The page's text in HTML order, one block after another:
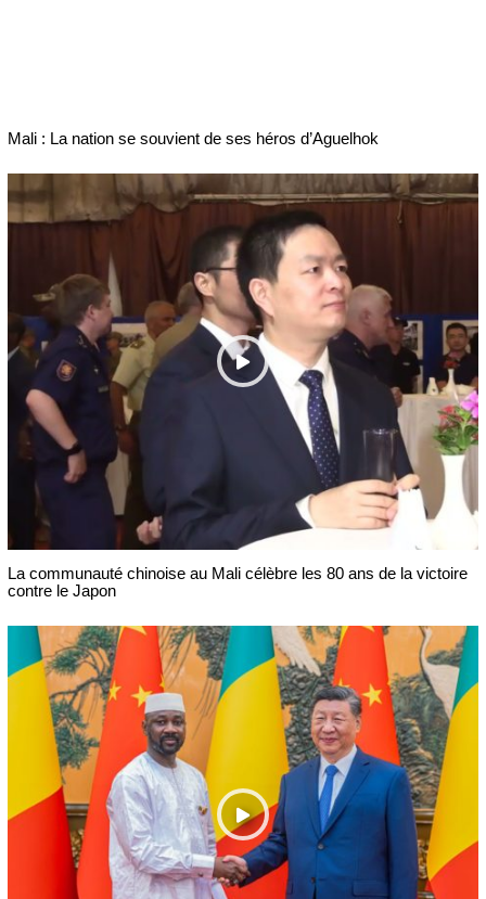
Mali : La nation se souvient de ses héros d’Aguelhok
La communauté chinoise au Mali célèbre les 80 ans de la victoire
contre le Japon